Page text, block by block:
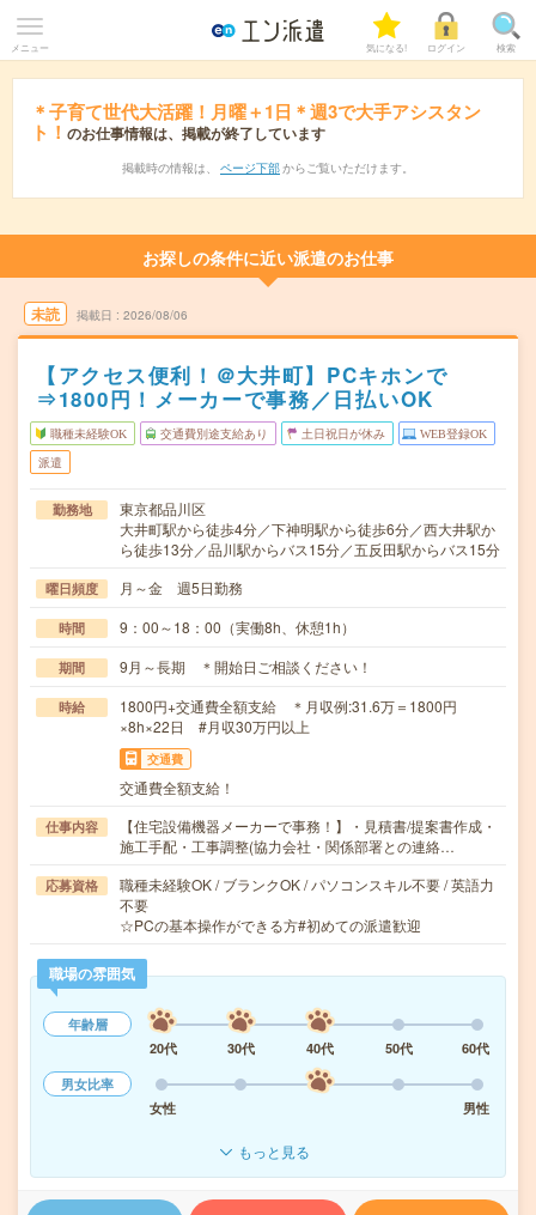
メニュー 気になる! ログイン 検索
＊子育て世代大活躍！月曜＋1日＊週3で大手アシスタン
ト！ のお仕事情報は、掲載が終了しています
掲載時の情報は、 ページ下部 からご覧いただけます。
お探しの条件に近い派遣のお仕事
未読 掲載日 2026/08/06
【アクセス便利！＠大井町】PCキホンで
⇒1800円！メーカーで事務／日払いOK
職種未経験OK 交通費別途支給あり 土日祝日が休み WEB登録OK
派遣
勤務地
東京都品川区
大井町駅から徒歩4分／下神明駅から徒歩6分／西大井駅か
ら徒歩13分／品川駅からバス15分／五反田駅からバス15分
曜日頻度 月～金 週5日勤務
時間 9：00～18：00（実働8h、休憩1h）
期間 9月～長期 ＊開始日ご相談ください！
時給
1800円+交通費全額支給 ＊月収例:31.6万＝1800円
×8h×22日 #月収30万円以上
交通費
交通費全額支給！
仕事内容
【住宅設備機器メーカーで事務！】・見積書/提案書作成・
施工手配・工事調整(協力会社・関係部署との連絡…
応募資格
職種未経験OK / ブランクOK / パソコンスキル不要 / 英語力
不要
☆PCの基本操作ができる方#初めての派遣歓迎
職場の雰囲気
年齢層
20代
30代 40代 50代
60代
男女比率
女性
男性
もっと見る